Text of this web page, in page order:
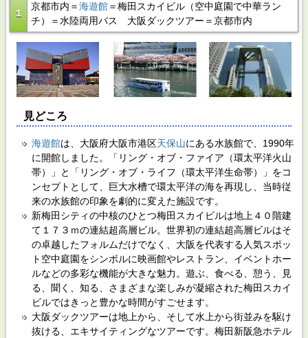
１
京都市内＝海遊館＝梅田スカイビル（空中庭園で中華ラン
チ）＝水陸両用バス 大阪ダックツアー＝京都市内
見どころ
海遊館は、大阪府大阪市港区天保山にある水族館で、1990年
に開館しました。「リング・オブ・ファイア（環太平洋火山
帯）」と「リング・オブ・ライフ（環太平洋生命帯）」をコ
ンセプトとして、巨大水槽で環太平洋の海を再現し、当時従
来の水族館の印象を劇的に変えた施設です。
新梅田シティの中核のひとつ梅田スカイビルは地上４０階建
て１７３ｍの連結超高層ビル。世界初の連結超高層ビルはそ
の卓越したフォルムだけでなく、大阪を代表する人気スポッ
ト空中庭園をシンボルに映画館やレストラン、イベントホー
ルなどの多彩な機能が大きな魅力。遊ぶ、食べる、憩う、見
る、聞く、知る、さまざまな楽しみが凝縮された梅田スカイ
ビルではきっと豊かな時間がすごせます。
大阪ダックツアーは地上から、そして水上から街並みを駆け
抜ける、エキサイティングなツアーです。梅田新阪急ホテル